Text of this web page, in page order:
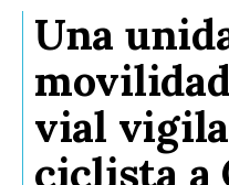
Una
vial
ciclista a